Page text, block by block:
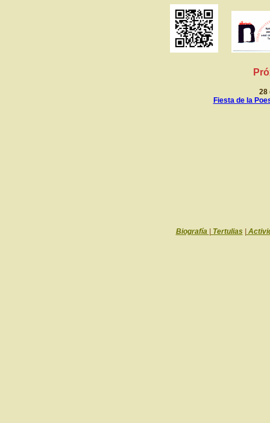
28
Fiesta de la
Biografía Tertulias